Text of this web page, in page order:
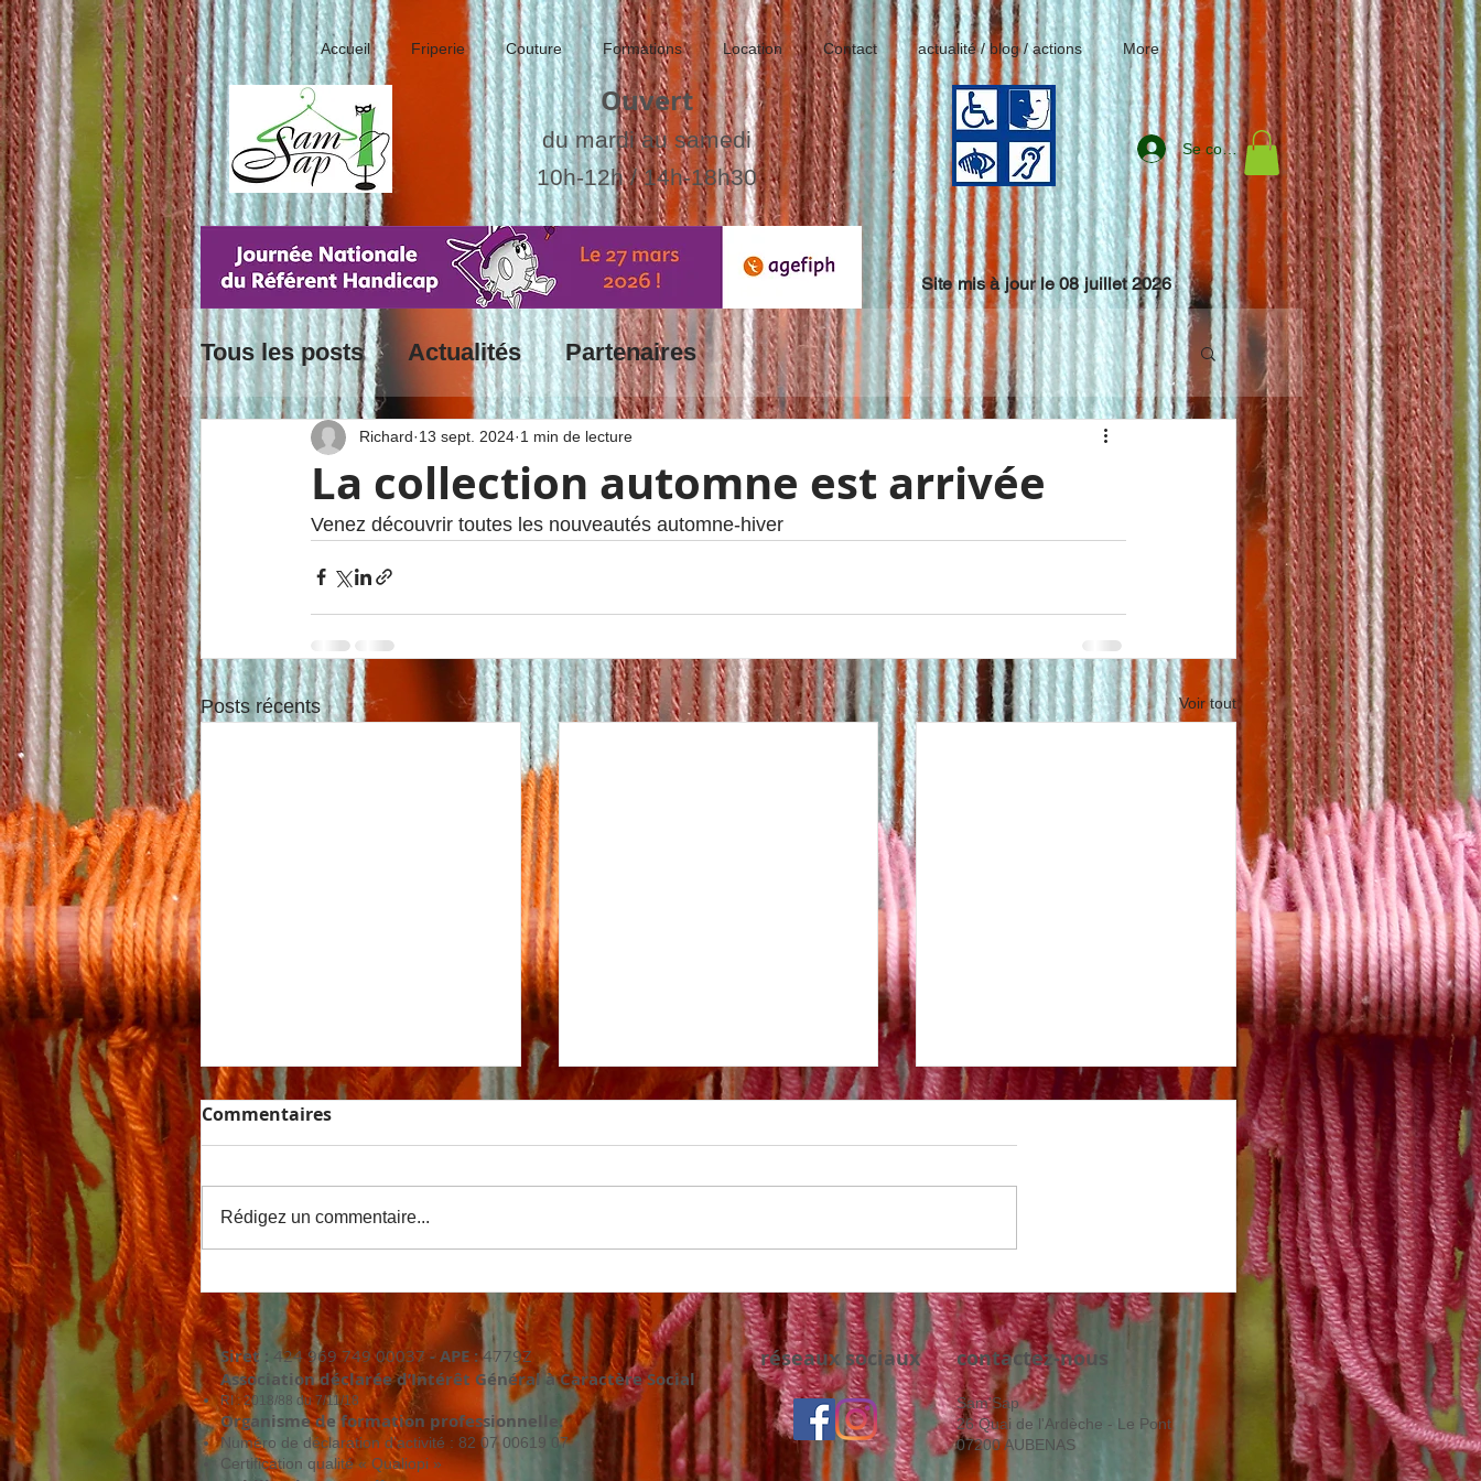
Accueil Friperie Couture Formations Location Contact actualité / blog / actions More
Ouvert
du mardi au samedi
10h-12h / 14h-18h30
Se connecter
Site mis à jour le 08 juillet 2026
Tous les posts Actualités Partenaires
La collection automne est arrivée
Richard 13 sept. 2024 1 min de lecture
Venez découvrir toutes les nouveautés automne-hiver
Posts récents Voir tout
Commentaires
Rédigez un commentaire...
Siret : 424 969 749 00037- APE :4779Z
Association déclarée d’Intérêt Général à Caractère Social
RI : 2018/88 du 7/11/18
Organisme de formation professionnelle.
Numéro de déclaration d’activité : 82 07 00619 07
Certification qualité « Qualiopi »
réseaux sociaux contactez-nous
Sam'Sap
26 Quai de l'Ardèche - Le Pont
07200 AUBENAS